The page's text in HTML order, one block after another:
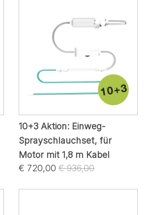
10+3 Aktion: Einweg-
Sprayschlauchset, für
Motor mit 1,8 m Kabel
€ 720,00€ 936,00